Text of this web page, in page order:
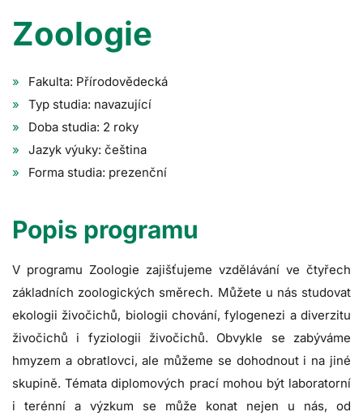
Zoologie
Fakulta: Přírodovědecká
Typ studia: navazující
Doba studia: 2 roky
Jazyk výuky: čeština
Forma studia: prezenční
Popis programu
V programu Zoologie zajišťujeme vzdělávání ve čtyřech
základních zoologických směrech. Můžete u nás studovat
ekologii živočichů, biologii chování, fylogenezi a diverzitu
živočichů i fyziologii živočichů. Obvykle se zabýváme
hmyzem a obratlovci, ale můžeme se dohodnout i na jiné
skupině. Témata diplomových prací mohou být laboratorní
i terénní a výzkum se může konat nejen u nás, od